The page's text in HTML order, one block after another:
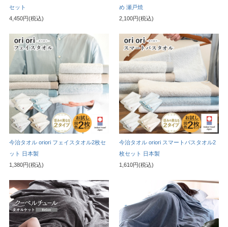
セット
4,450円(税込)
め 瀬戸焼
2,100円(税込)
今治タオル oriori フェイスタオル2枚セ
ット 日本製
1,380円(税込)
今治タオル oriori スマートバスタオル2
枚セット 日本製
1,610円(税込)